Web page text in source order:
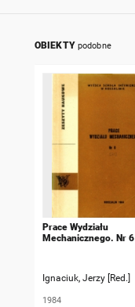
OBIEKTY podobne
Prace Wydziału
Mechanicznego. Nr 6
Ignaciuk, Jerzy [Red.]
1984